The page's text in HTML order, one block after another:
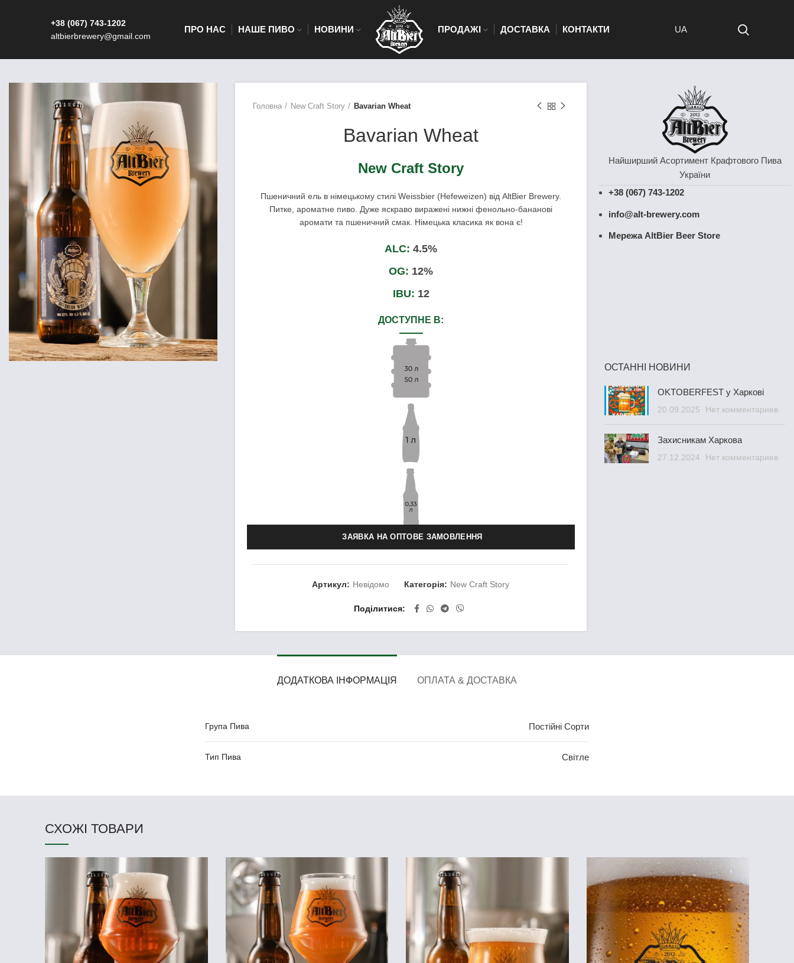
+38 (067) 743-1202
altbierbrewery@gmail.com
ПРО НАС НАШЕ ПИВО НОВИНИ ПРОДАЖІ ДОСТАВКА КОНТАКТИ UA
Головна New Craft Story Bavarian Wheat
Bavarian Wheat
New Craft Story
Пшеничний ель в німецькому стилі Weissbier (Hefeweizen) від AltBier Brewery.
Питке, ароматне пиво. Дуже яскраво виражені нижні фенольно-бананові
аромати та пшеничний смак. Німецька класика як вона є!
ALC: 4.5%
OG: 12%
IBU: 12
ДОСТУПНЕ В:
ЗАЯВКА НА ОПТОВЕ ЗАМОВЛЕННЯ
Артикул: Невідомо Категорія: New Craft Story
Поділитися
Найширший Асортимент Крафтового Пива
України
+38 (067) 743-1202
info@alt-brewery.com
Мережа AltBier Beer Store
ОСТАННІ НОВИНИ
OKTOBERFEST у Харкові
20.09.2025 Нет комментариев
Захисникам Харкова
27.12.2024 Нет комментариев
ДОДАТКОВА ІНФОРМАЦІЯ ОПЛАТА & ДОСТАВКА
Група Пива Постійні Сорти
Тип Пива Світле
СХОЖІ ТОВАРИ